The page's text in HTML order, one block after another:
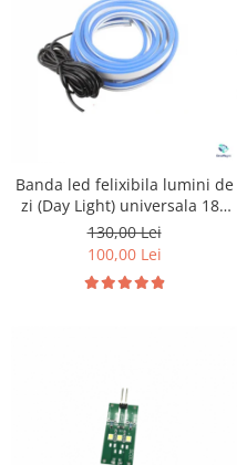
Toyota
Volkswagen
Dopuri anulare clapete admisie
Garnituri galerie admisie BMW
Valve PCV
Kit reparatie faruri
95%
Eleron Portbagaj
Banda led felixibila lumini de
zi (Day Light) universala 180
cm
130,00 Lei
100,00 Lei